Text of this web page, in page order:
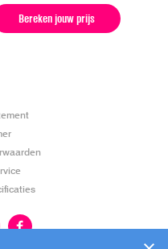
Bereken jouw prijs